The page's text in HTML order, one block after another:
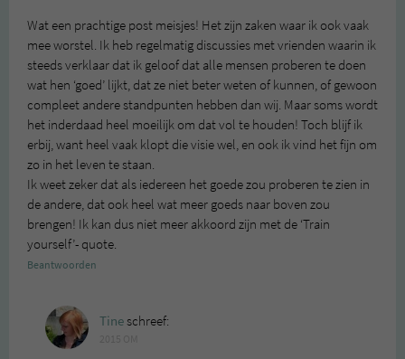
Wat een prachtige post meisjes! Het zijn zaken waar ik ook vaak
mee worstel. Ik heb regelmatig discussies met vrienden waarin ik
steeds verklaar dat ik geloof dat alle mensen proberen te doen
wat hen ‘goed’ lijkt, dat ze niet beter weten of kunnen, of gewoon
compleet andere standpunten hebben dan wij. Maar soms wordt
het inderdaad heel moeilijk om dat vol te houden! Toch blijf ik
erbij, want heel vaak klopt die visie wel, en ook ik vind het fijn om
zo in het leven te staan.
Ik weet zeker dat als iedereen het goede zou proberen te zien in
de andere, dat ook heel wat meer goeds naar boven zou
brengen! Ik kan dus niet meer akkoord zijn met de ‘Train
yourself’- quote.
Beantwoorden
Tineschreef: